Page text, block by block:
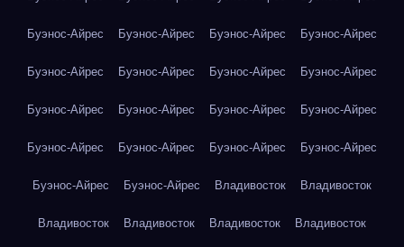
Буэнос-Айрес Буэнос-Айрес Буэнос-Айрес Буэнос-Айрес
Буэнос-Айрес Буэнос-Айрес Буэнос-Айрес Буэнос-Айрес
Буэнос-Айрес Буэнос-Айрес Буэнос-Айрес Буэнос-Айрес
Буэнос-Айрес Буэнос-Айрес Буэнос-Айрес Буэнос-Айрес
Буэнос-Айрес Буэнос-Айрес Владивосток Владивосток
Владивосток Владивосток Владивосток Владивосток